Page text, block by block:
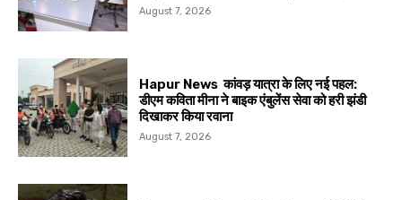
August 7, 2026
Hapur News कांवड़ यात्रा के लिए नई पहल:
डीएम कविता मीना ने बाइक एंबुलेंस सेवा को हरी झंडी
दिखाकर किया रवाना
August 7, 2026